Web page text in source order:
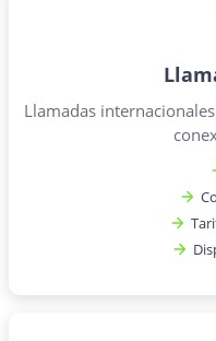
Llamadas